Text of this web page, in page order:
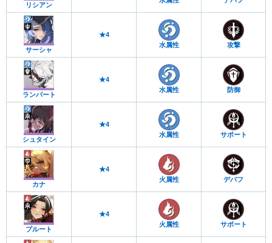
リシアン
サーシャ
★4
水属性
攻撃
ランパート
★4
水属性
防御
シュタイン
★4
水属性
サポート
カナ
★4
火属性
デバフ
プルート
★4
火属性
サポート